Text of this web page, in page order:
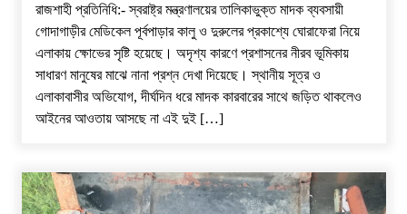
রাজশাহী প্রতিনিধি:- স্বরাষ্ট্র মন্ত্রণালয়ের তালিকাভুক্ত মাদক ব্যবসায়ী
গোদাগাড়ীর মেডিকেল পূর্বপাড়ার কালু ও দুরুলের প্রকাশ্যে ঘোরাফেরা নিয়ে
এলাকায় ক্ষোভের সৃষ্টি হয়েছে। অদৃশ্য কারণে প্রশাসনের নীরব ভূমিকায়
সাধারণ মানুষের মাঝে নানা প্রশ্ন দেখা দিয়েছে। স্থানীয় সূত্র ও
এলাকাবাসীর অভিযোগ, দীর্ঘদিন ধরে মাদক কারবারের সাথে জড়িত থাকলেও
আইনের আওতায় আসছে না এই দুই […]